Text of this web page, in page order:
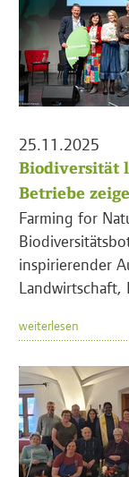
25.11.2025
Biodiversität
Betriebe
Farming for
inspirierender
Landwirtschaft,
weiterlesen